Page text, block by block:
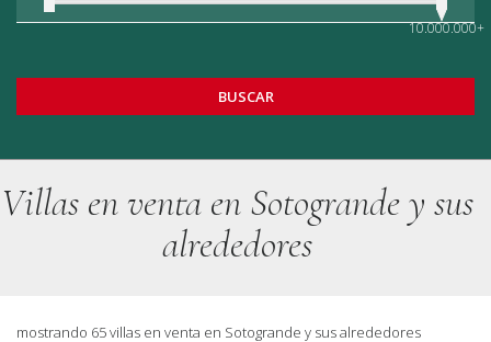
10.000.000+
BUSCAR
Villas en venta en Sotogrande y sus
alrededores
mostrando 65 villas en venta en Sotogrande y sus alrededores